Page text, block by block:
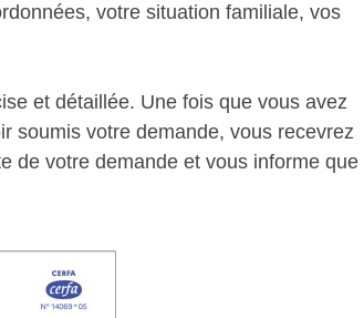
votre situation familiale, vos
et détaillée. Une fois que vous avez
soumis votre demande, vous recevrez
de votre demande et vous informe que